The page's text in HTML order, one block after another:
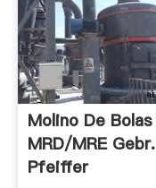
Molino De Bolas
MRD/MRE Gebr.
Pfeiffer